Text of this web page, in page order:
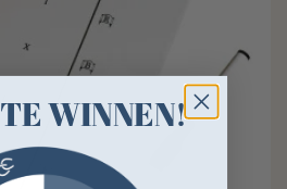
TE WINNEN!